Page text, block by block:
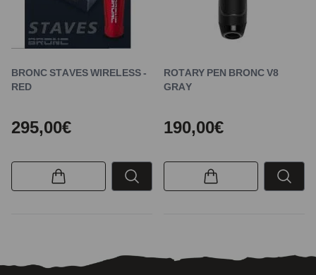
BRONC STAVES WIRELESS -
RED
295,00€
ROTARY PEN BRONC V8
GRAY
190,00€